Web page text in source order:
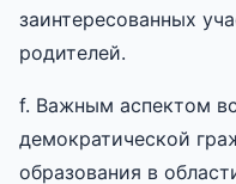
заинтересованных
родителей.
f. Важным аспектом
демократической
образования в